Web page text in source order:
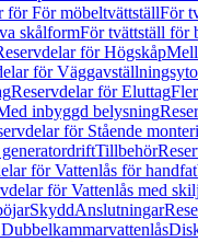
för För möbeltvättställFör
skålformFör tvättställ för
för Högskåp
för
Reservdelar för Eluttag
inbyggd belysning
för Stående
Tillbehör
för Vattenlås för handfat
för Vattenlås med
SkyddAnslutningar